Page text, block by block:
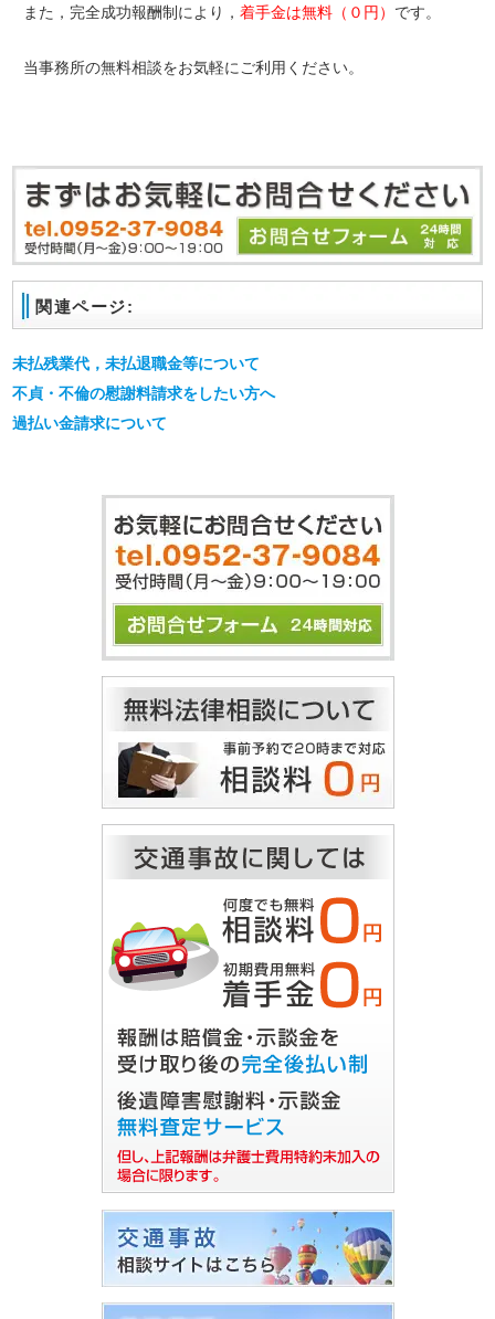
また，完全成功報酬制により，着手金は無料（０円） です。
当事務所の無料相談をお気軽にご利用ください。
関連ページ:
未払残業代，未払退職金等について
不貞・不倫の慰謝料請求をしたい方へ
過払い金請求について